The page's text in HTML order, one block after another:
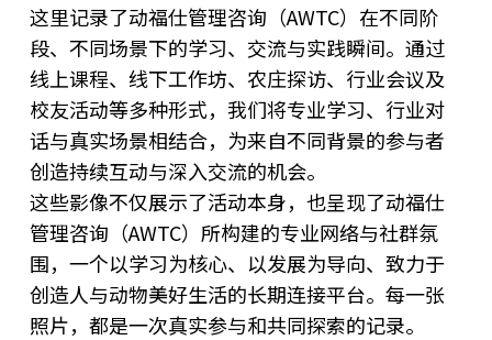
这里记录了动福仕管理咨询（AWTC）在不同阶
段、不同场景下的学习、交流与实践瞬间。通过
线上课程、线下工作坊、农庄探访、行业会议及
校友活动等多种形式，我们将专业学习、行业对
话与真实场景相结合，为来自不同背景的参与者
创造持续互动与深入交流的机会。
这些影像不仅展示了活动本身，也呈现了动福仕
管理咨询（AWTC）所构建的专业网络与社群氛
围，一个以学习为核心、以发展为导向、致力于
创造人与动物美好生活的长期连接平台。每一张
照片，都是一次真实参与和共同探索的记录。